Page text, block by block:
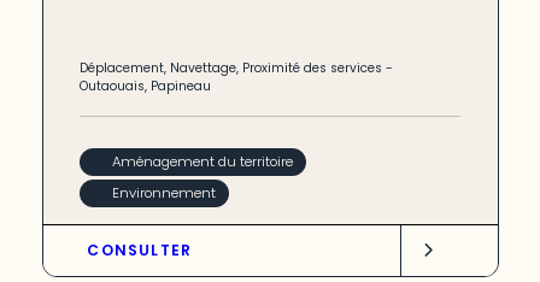
Déplacement, Navettage, Proximité des services -
Outaouais, Papineau
Aménagement du territoire
Environnement
CONSULTER